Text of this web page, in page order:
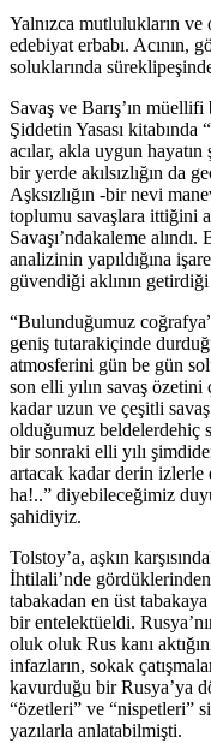
Yalnızca mutlulukların
edebiyat erbabı. Acının,
soluklarında
Savaş ve Barış’ın
Şiddetin Yasası kitabında
acılar, akla uygun
bir yerde akılsızlığın da
Aşksızlığın -bir nevi
toplumu savaşlara ittiğini
Savaşı’ndakaleme
analizinin yapıldığına
güvendiği aklının
“Bulunduğumuz
geniş tutarakiçinde
atmosferini gün be gün
son elli yılın savaş
kadar uzun ve çeşitli
olduğumuz beldelerdehiç
bir sonraki elli yılı
artacak kadar derin
ha!..” diyebileceğimiz
şahidiyiz.
Tolstoy’a, aşkın
İhtilali’nde
tabakadan en üst
bir entelektüeldi.
oluk oluk Rus kanı
infazların, sokak
kavurduğu bir Rusya’ya
“özetleri” ve “nispetleri”
yazılarla anlatabilmişti.